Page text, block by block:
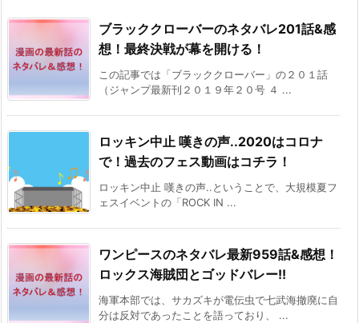
ブラッククローバーのネタバレ201話&感
想！最終決戦が幕を開ける！
この記事では「ブラッククローバー」の２０１話
（ジャンプ最新刊２０１９年２０号 ４ ...
ロッキン中止 嘆きの声..2020はコロナ
で！過去のフェス動画はコチラ！
ロッキン中止 嘆きの声..ということで、大規模夏フ
ェスイベントの「ROCK IN ...
ワンピースのネタバレ最新959話&感想！
ロックス海賊団とゴッドバレー!!
海軍本部では、サカズキが電伝虫で七武海撤廃に自
分は反対であったことを語っており、 ...